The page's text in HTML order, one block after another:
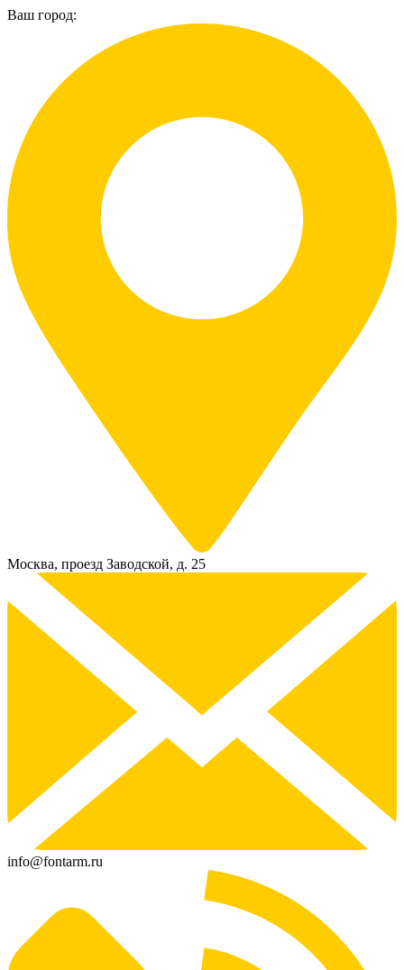
Ваш город:
Москва, проезд Заводской, д. 25
info@fontarm.ru